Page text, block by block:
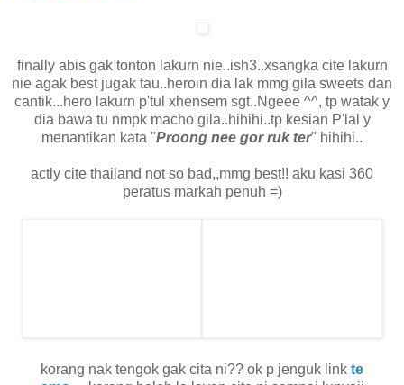
finally abis gak tonton lakurn nie..ish3..xsangka cite lakurn
nie agak best jugak tau..heroin dia lak mmg gila sweets dan
cantik...hero lakurn p'tul xhensem sgt..Ngeee ^^, tp watak y
dia bawa tu nmpk macho gila..hihihi..tp kesian P'lal y
menantikan kata "Proong nee gor ruk ter" hihihi..
actly cite thailand not so bad,,mmg best!! aku kasi 360
peratus markah penuh =)
korang nak tengok gak cita ni?? ok p jenguk link te